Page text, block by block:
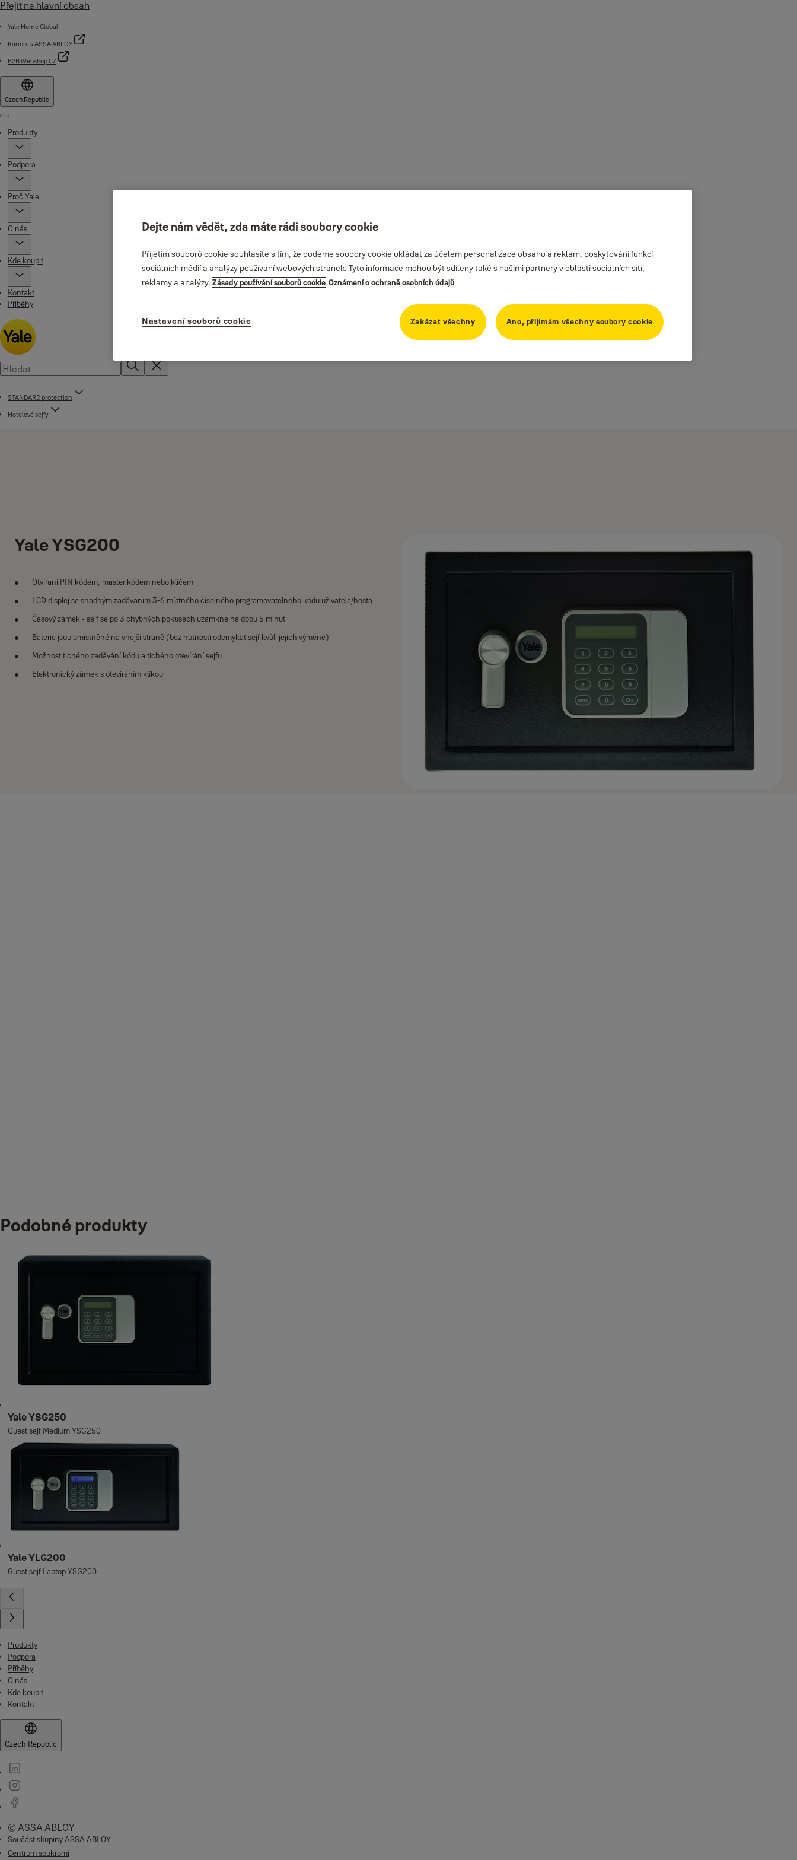
Přejít na hlavní obsah
Yale Home Global
Kariéra v ASSA ABLOY
B2B Webshop CZ
Czech Republic
Menu
Produkty
Podpora
Proč Yale
O nás
Kde koupit
Kontakt
Příběhy
STANDARD protection
Hotelové sejfy
Yale YSG200
Otvíraní PIN kódem, master kódem nebo klíčem
LCD displej se snadným zadávaním 3-6 místného číselného programovatelného kódu uživatela/hosta
Časový zámek - sejf se po 3 chybných pokusech uzamkne na dobu 5 minut
Baterie jsou umístněné na vnejší straně (bez nutnosti odemykat sejf kvůli jejich výměně)
Možnost tichého zadávání kódu a tichého otevírání sejfu
Elektronický zámek s otevíráním klikou
Yale_YALE_RESSAF_YSG200_Operating_Manual.pdf
Podobné produkty
Yale YSG250
Guest sejf Medium YSG250
Yale YLG200
Guest sejf Laptop YSG200
Produkty
Podpora
Příběhy
O nás
Kde koupit
Kontakt
Czech Republic
© ASSA ABLOY
Součást skupiny ASSA ABLOY
Centrum soukromí
Dejte nám vědět, zda máte rádi soubory cookie
Přijetím souborů cookie souhlasíte s tím, že budeme soubory cookie ukládat za účelem personalizace obsahu a reklam, poskytování funkcí
sociálních médií a analýzy používání webových stránek. Tyto informace mohou být sdíleny také s našimi partnery v oblasti sociálních sítí,
reklamy a analýzy. Zásady používání souborů cookie Oznámení o ochraně osobních údajů
Zakázat všechny Ano, přijímám všechny soubory cookie
Nastavení souborů cookie